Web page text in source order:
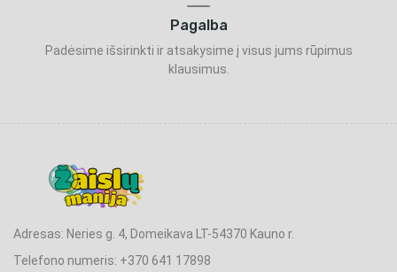
Pagalba
Padėsime išsirinkti ir atsakysime į visus jums rūpimus
klausimus.
Adresas: Neries g. 4, Domeikava LT-54370 Kauno r.
Telefono numeris: +370 641 17898